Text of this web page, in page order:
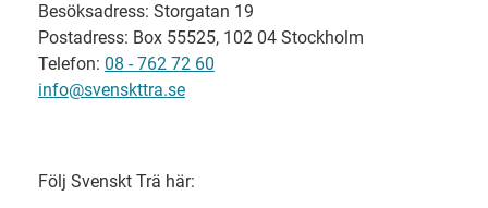
Besöksadress: Storgatan 19
Postadress: Box 55525, 102 04 Stockholm
Telefon: 08 - 762 72 60
info@svenskttra.se
Följ Svenskt Trä här: